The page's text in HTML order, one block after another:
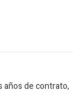
años de contrato,